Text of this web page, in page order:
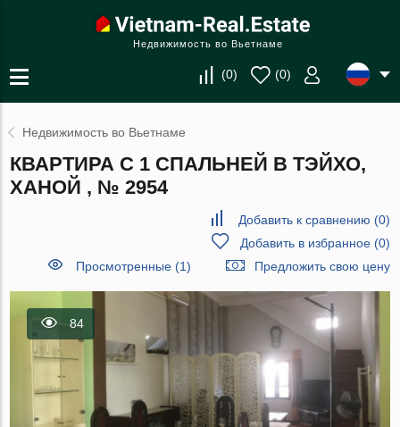
Недвижимость во Вьетнаме
(0) (0)
Недвижимость во Вьетнаме
КВАРТИРА С 1 СПАЛЬНЕЙ В ТЭЙХО,
ХАНОЙ , № 2954
Добавить к сравнению (0)
Добавить в избранное(0)
Просмотренные (1)
Предложить свою цену
84